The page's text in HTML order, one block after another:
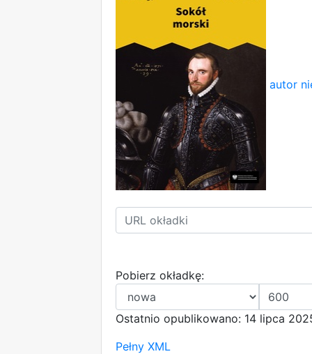
autor
Pobierz okładkę:
Ostatnio opublikowano: 14 lipca
Pełny XML